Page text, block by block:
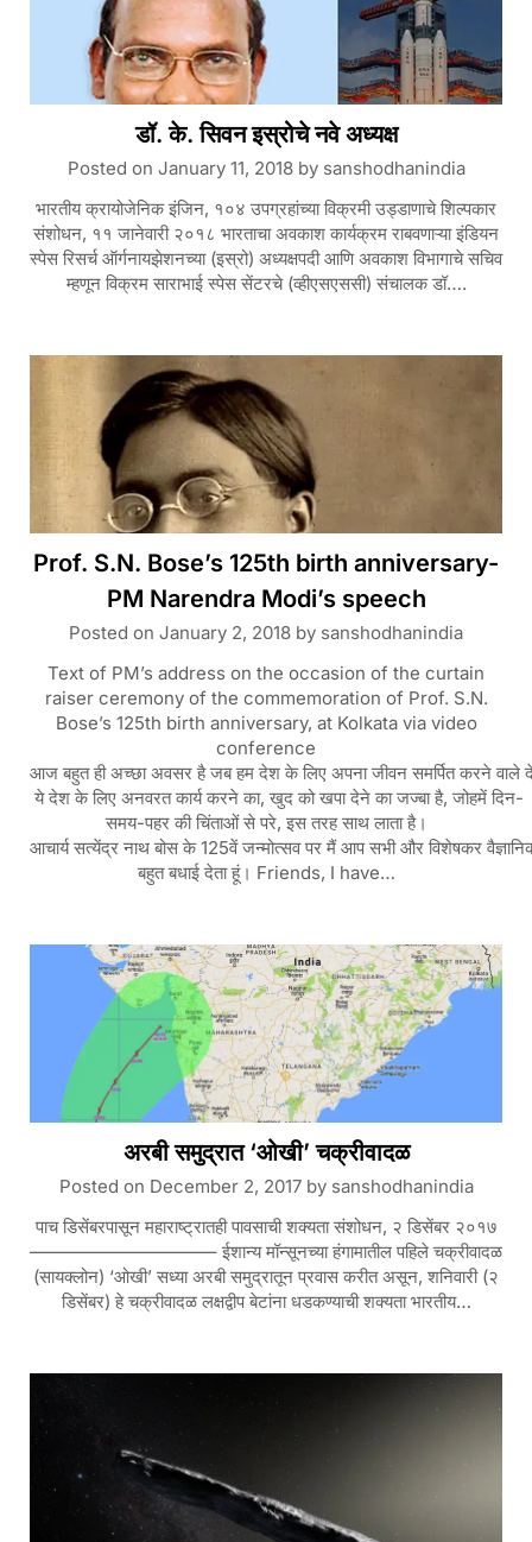
डॉ. के. सिवन इस्रोचे नवे अध्यक्ष
Posted on January 11, 2018by sanshodhanindia
भारतीय क्रायोजेनिक इंजिन, १०४ उपग्रहांच्या विक्रमी उड्डाणाचे शिल्पकार
संशोधन, ११ जानेवारी २०१८ भारताचा अवकाश कार्यक्रम राबवणाऱ्या इंडियन
स्पेस रिसर्च ऑर्गनायझेशनच्या (इस्रो) अध्यक्षपदी आणि अवकाश विभागाचे सचिव
म्हणून विक्रम साराभाई स्पेस सेंटरचे (व्हीएसएससी) संचालक डॉ….
Prof. S.N. Bose’s 125th birth anniversary-
PM Narendra Modi’s speech
Posted on January 2, 2018 by sanshodhanindia
Text of PM’s address on the occasion of the curtain
raiser ceremony of the commemoration of Prof. S.N.
Bose’s 125th birth anniversary, at Kolkata via video
conference
आज बहुत ही अच्छा अवसर है जब हम देश के लिए अपना जीवन समर्पित करने वाले
ये देश के लिए अनवरत कार्य करने का, खुद को खपा देने का जज्बा है, जोहमें दिन-
समय-पहर की चिंताओं से परे, इस तरह साथ लाता है।
आचार्य सत्येंद्र नाथ बोस के 125वें जन्मोत्सव पर मैं आप सभी और विशेषकर
बहुत बधाई देता हूं। Friends, I have…
अरबी समुद्रात ‘ओखी’ चक्रीवादळ
Posted on December 2, 2017by sanshodhanindia
पाच डिसेंबरपासून महाराष्ट्रातही पावसाची शक्यता संशोधन, २ डिसेंबर २०१७
——————————– ईशान्य मॉन्सूनच्या हंगामातील पहिले चक्रीवादळ
(सायक्लोन) ‘ओखी’ सध्या अरबी समुद्रातून प्रवास करीत असून, शनिवारी (२
डिसेंबर) हे चक्रीवादळ लक्षद्वीप बेटांना धडकण्याची शक्यता भारतीय…